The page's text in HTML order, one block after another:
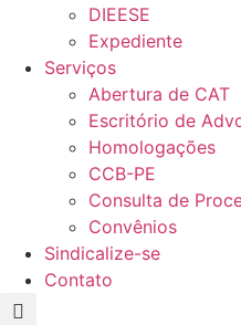
DIEESE
Expediente
Serviços
Abertura de CAT
Escritório de
Homologações
CCB-PE
Consulta de
Convênios
Sindicalize-se
Contato